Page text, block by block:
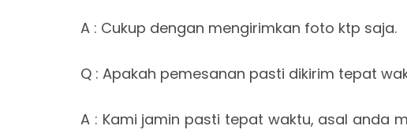
A : Cukup dengan mengirimkan foto ktp saja.
Q : Apakah pemesanan pasti dikirim tepat
A : Kami jamin pasti tepat waktu, asal anda